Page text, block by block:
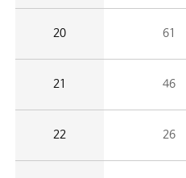
20 61
21 46
22 26